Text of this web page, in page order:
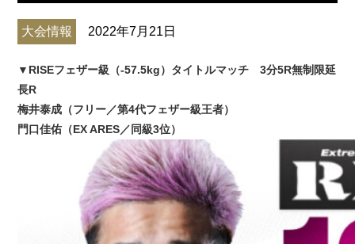
大会情報 2022年7月21日
▼RISEフェザー級（-57.5kg）タイトルマッチ 3分5R無制限延
長R
梅井泰成（フリー／第4代フェザー級王者）
門口佳佑（EX ARES／同級3位）